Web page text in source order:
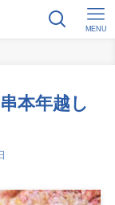
MENU
本年越し